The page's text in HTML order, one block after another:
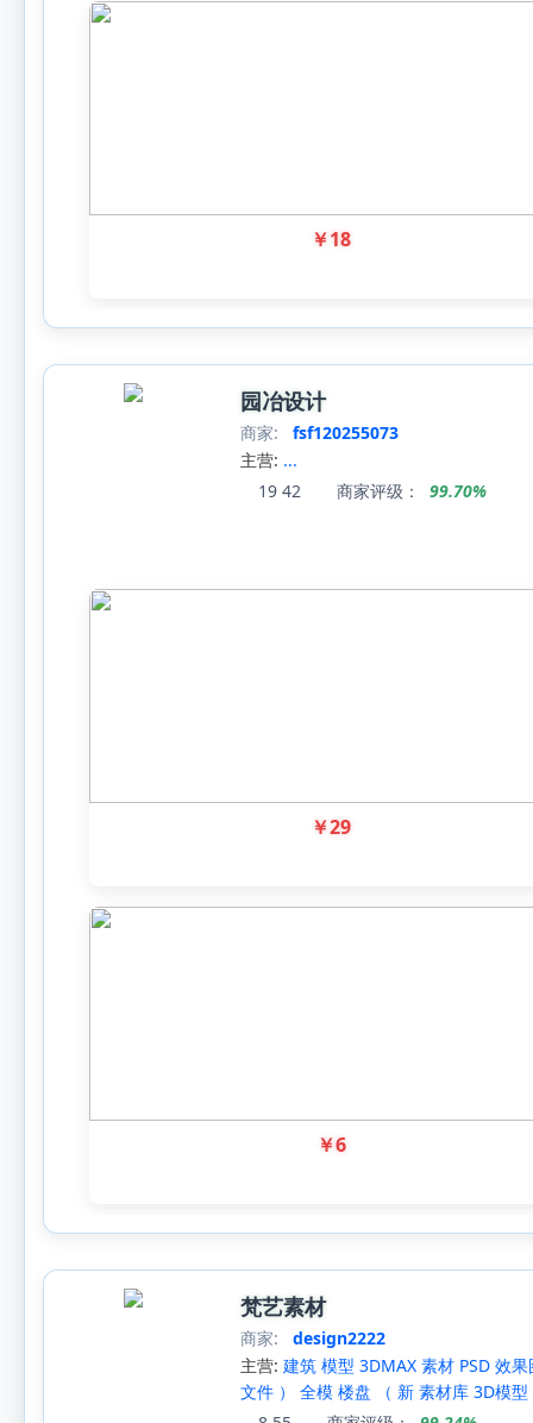
￥18
园冶设计
商家:
fsf120255073
主营: ...
19 42 商家评级： 99.70%
￥29
￥6
梵艺素材
商家:
design2222
主营: 建筑 模型 3DMAX 素材 PSD 效
文件 ） 全模 楼盘 （ 新 素材库 3D模